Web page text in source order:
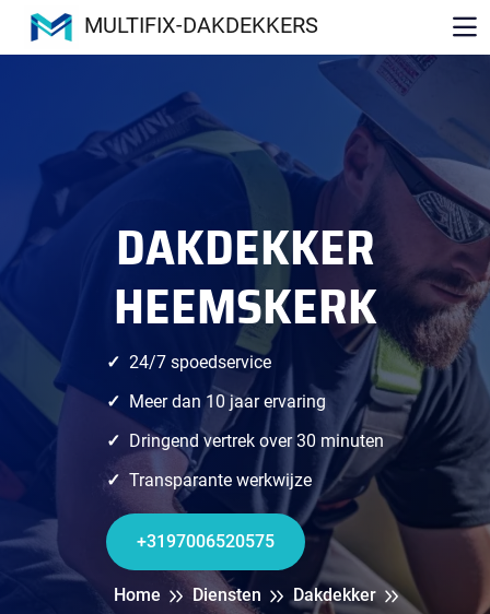
MULTIFIX-DAKDEKKERS
DAKDEKKER
HEEMSKERK
24/7 spoedservice
Meer dan 10 jaar ervaring
Dringend vertrek over 30 minuten
Transparante werkwijze
+3197006520575
Home Diensten
Dakdekker